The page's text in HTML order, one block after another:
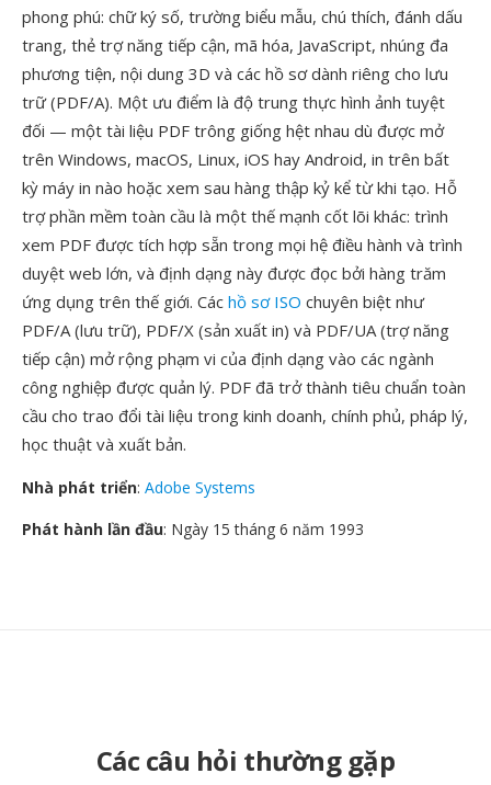
phong phú: chữ ký số, trường biểu mẫu, chú thích, đánh dấu
trang, thẻ trợ năng tiếp cận, mã hóa, JavaScript, nhúng đa
phương tiện, nội dung 3D và các hồ sơ dành riêng cho lưu
trữ (PDF/A). Một ưu điểm là độ trung thực hình ảnh tuyệt
đối — một tài liệu PDF trông giống hệt nhau dù được mở
trên Windows, macOS, Linux, iOS hay Android, in trên bất
kỳ máy in nào hoặc xem sau hàng thập kỷ kể từ khi tạo. Hỗ
trợ phần mềm toàn cầu là một thế mạnh cốt lõi khác: trình
xem PDF được tích hợp sẵn trong mọi hệ điều hành và trình
duyệt web lớn, và định dạng này được đọc bởi hàng trăm
ứng dụng trên thế giới. Các hồ sơ ISO chuyên biệt như
PDF/A (lưu trữ), PDF/X (sản xuất in) và PDF/UA (trợ năng
tiếp cận) mở rộng phạm vi của định dạng vào các ngành
công nghiệp được quản lý. PDF đã trở thành tiêu chuẩn toàn
cầu cho trao đổi tài liệu trong kinh doanh, chính phủ, pháp lý,
học thuật và xuất bản.
Nhà phát triển: Adobe Systems
Phát hành lần đầu: Ngày 15 tháng 6 năm 1993
Các câu hỏi thường gặp